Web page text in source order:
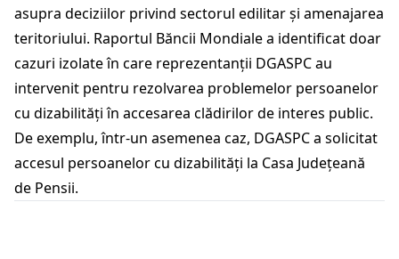
asupra deciziilor privind sectorul edilitar și amenajarea
teritoriului. Raportul Băncii Mondiale a identificat doar
cazuri izolate în care reprezentanții DGASPC au
intervenit pentru rezolvarea problemelor persoanelor
cu dizabilități în accesarea clădirilor de interes public.
De exemplu, într-un asemenea caz, DGASPC a solicitat
accesul persoanelor cu dizabilități la Casa Județeană
de Pensii.